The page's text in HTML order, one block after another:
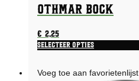
Othmar Bock
€2,25
Selecteer opties
Voeg toe aan favorietenlijst